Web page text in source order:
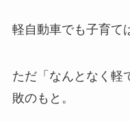
軽自動車でも子育て
ただ「なんとなく軽
敗のもと。